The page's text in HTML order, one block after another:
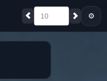
10 ⚙